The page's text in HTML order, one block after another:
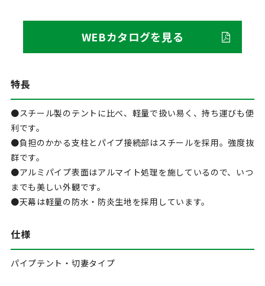
WEBカタログを見る
特長
●スチール製のテントに比べ、軽量で扱い易く、持ち運びも便
利です。
●負担のかかる支柱とパイプ接続部はスチールを採用。強度抜
群です。
●アルミパイプ表面はアルマイト処理を施しているので、いつ
までも美しい外観です。
●天幕は軽量の防水・防炎生地を採用しています。
仕様
パイプテント・切妻タイプ